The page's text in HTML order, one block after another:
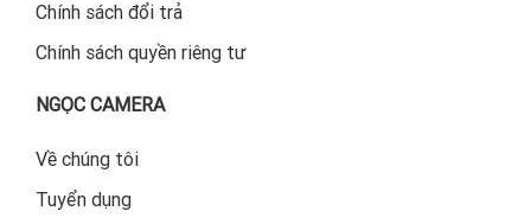
Chính sách đổi trả
Chính sách quyền riêng tư
NGỌC CAMERA
Về chúng tôi
Tuyển dụng